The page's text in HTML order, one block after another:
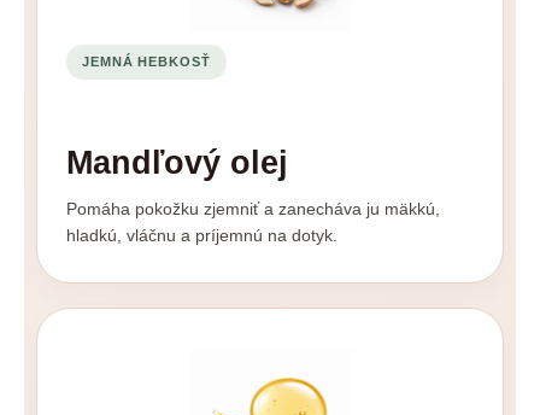
JEMNÁ HEBKOSŤ
Mandľový olej
Pomáha pokožku zjemniť a zanecháva ju mäkkú,
hladkú, vláčnu a príjemnú na dotyk.